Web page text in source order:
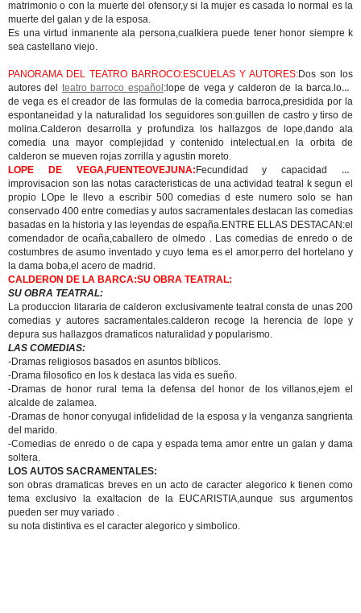
matrimonio o con la muerte del ofensor,y si la mujer es casada lo normal es la
muerte del galan y de la esposa.
Es una virtud inmanente ala persona,cualkiera puede tener honor siempre k
sea castellano viejo.
PANORAMA DEL TEATRO BARROCO:ESCUELAS Y AUTORES:Dos son los
autores del teatro barroco español :lope de vega y calderon de la barca.lope
de vega es el creador de las formulas de la comedia barroca,presidida por la
espontaneidad y la naturalidad los seguidores son:guillen de castro y tirso de
molina.Calderon desarrolla y profundiza los hallazgos de lope,dando ala
comedia una mayor complejidad y contenido intelectual.en la orbita de
calderon se mueven rojas zorrilla y agustin moreto.
LOPE DE VEGA,FUENTEOVEJUNA: Fecundidad y capacidad de
improvisacion son las notas caracteristicas de una actividad teatral k segun el
propio LOpe le llevo a escribir 500 comedias d este numero solo se han
conservado 400 entre comedias y autos sacramentales.destacan las comedias
basadas en la historia y las leyendas de españa.ENTRE ELLAS DESTACAN:el
comendador de ocaña,caballero de olmedo . Las comedias de enredo o de
costumbres de asumo inventado y cuyo tema es el amor.perro del hortelano y
la dama boba,el acero de madrid.
CALDERON DE LA BARCA:SU OBRA TEATRAL:
SU OBRA TEATRAL:
La produccion litararia de calderon exclusivamente teatral consta de unas 200
comedias y autores sacramentales.calderon recoge la herencia de lope y
depura sus hallazgos dramaticos naturalidad y popularismo.
LAS COMEDIAS:
-Dramas religiosos basados en asuntos biblicos.
-Drama filosofico en los k destaca las vida es sueño.
-Dramas de honor rural tema la defensa del honor de los villanos,ejem el
alcalde de zalamea.
-Dramas de honor conyugal infidelidad de la esposa y la venganza sangrienta
del marido.
-Comedias de enredo o de capa y espada tema amor entre un galan y dama
soltera.
LOS AUTOS SACRAMENTALES:
son obras dramaticas breves en un acto de caracter alegorico k tienen como
tema exclusivo la exaltacion de la EUCARISTIA,aunque sus argumentos
pueden ser muy variado .
su nota distintiva es el caracter alegorico y simbolico.